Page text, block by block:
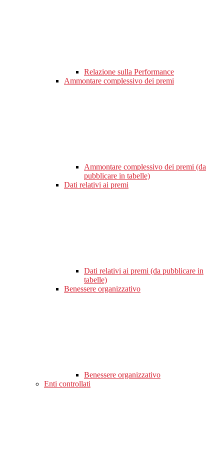
Relazione sulla Performance
Ammontare complessivo dei premi
Ammontare complessivo dei premi (da
pubblicare in tabelle)
Dati relativi ai premi
Dati relativi ai premi (da pubblicare in
tabelle)
Benessere organizzativo
Benessere organizzativo
Enti controllati